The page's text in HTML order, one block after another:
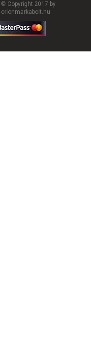
© Copyright 2017 by
orionmarkabolt.hu